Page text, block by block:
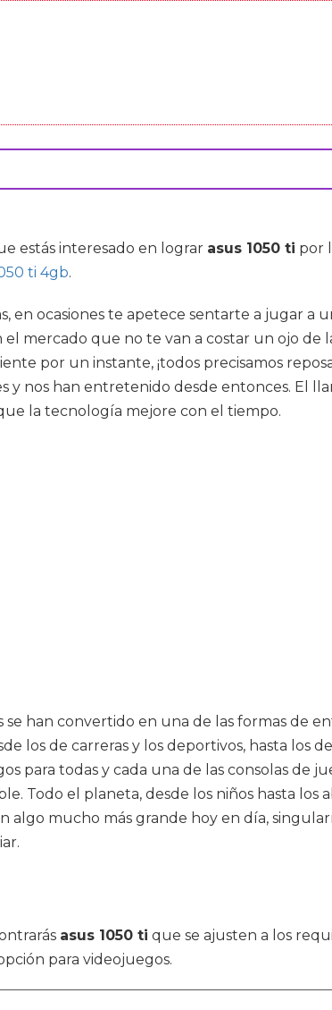
estás interesado en lograr asus 1050 ti por
ti 4gb.
ocasiones te apetece sentarte a jugar a
mercado que no te van a costar un ojo de
por un instante, ¡todos precisamos
nos han entretenido desde entonces. El
la tecnología mejore con el tiempo.
han convertido en una de las formas de
los de carreras y los deportivos, hasta los
para todas y cada una de las consolas de
Todo el planeta, desde los niños hasta
algo mucho más grande hoy en día,
asus 1050 ti que se ajusten a los
para videojuegos.